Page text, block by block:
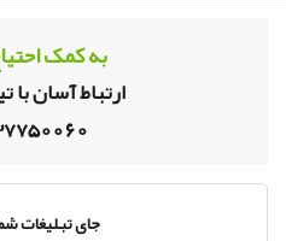
به کمک
ارتباط آسان با
جای تبلیغات